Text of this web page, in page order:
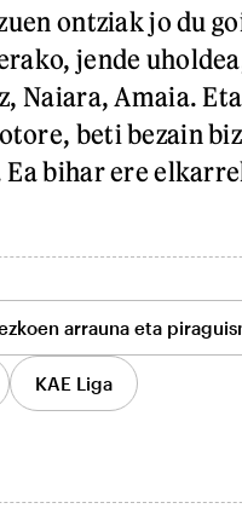
ontziak jo du
jende
Naiara, Amaia.
beti bezain
bihar ere
arrauna eta
KAE Liga